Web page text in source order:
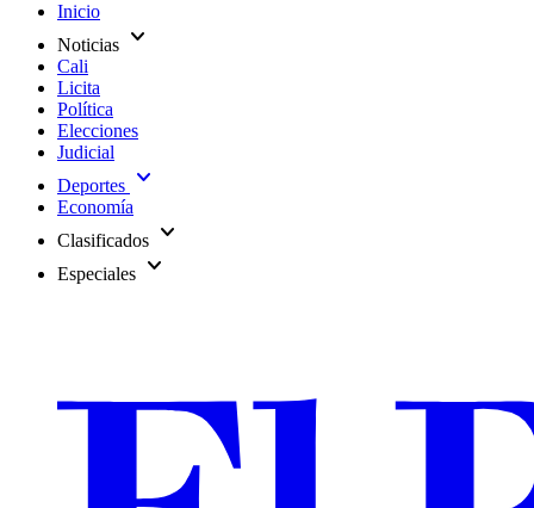
Inicio
Noticias expand_more
Cali
Licita
Política
Elecciones
Judicial
Deportes expand_more
Economía
Clasificados expand_more
Especiales expand_more